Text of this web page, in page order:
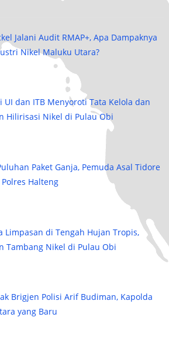
Jalani Audit RMAP+, Apa Dampaknya
Nikel Maluku Utara?
UI dan ITB Menyoroti Tata Kelola dan
Hilirisasi Nikel di Pulau Obi
Paket Ganja, Pemuda Asal Tidore
Halteng
Limpasan di Tengah Hujan Tropis,
Tambang Nikel di Pulau Obi
Brigjen Polisi Arif Budiman, Kapolda
yang Baru